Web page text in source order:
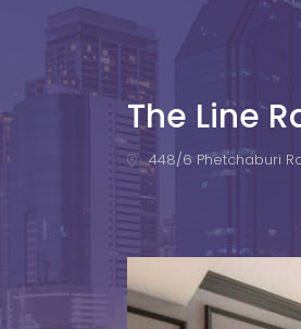
The Line
448/6 Phetchaburi